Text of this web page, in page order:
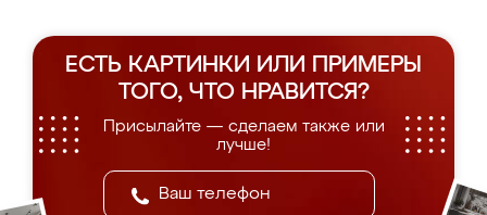
ЕСТЬ КАРТИНКИ ИЛИ ПРИМЕРЫ
ТОГО, ЧТО НРАВИТСЯ?
Присылайте — сделаем также или
лучше!